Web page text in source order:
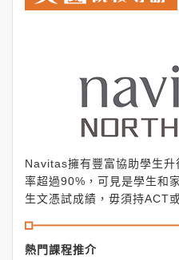
Navitas擁有豐富協助學生
率超過90%，可見是學生和
生文憑試成績，毋須持ACT
熱門課程推介